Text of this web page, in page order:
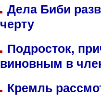
Дела Биби
черту
Подросток,
виновным в
Кремль